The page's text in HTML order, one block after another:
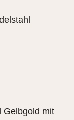
Gelbgold mit